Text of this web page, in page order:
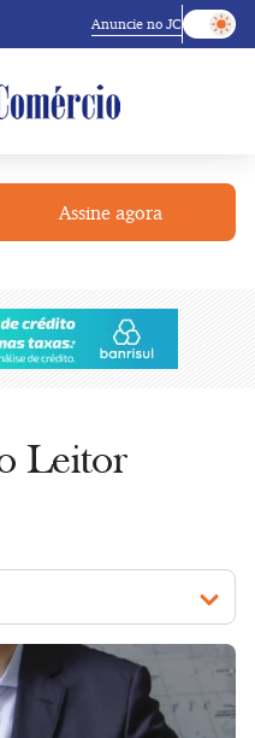
Anuncie no JC
Assine agora